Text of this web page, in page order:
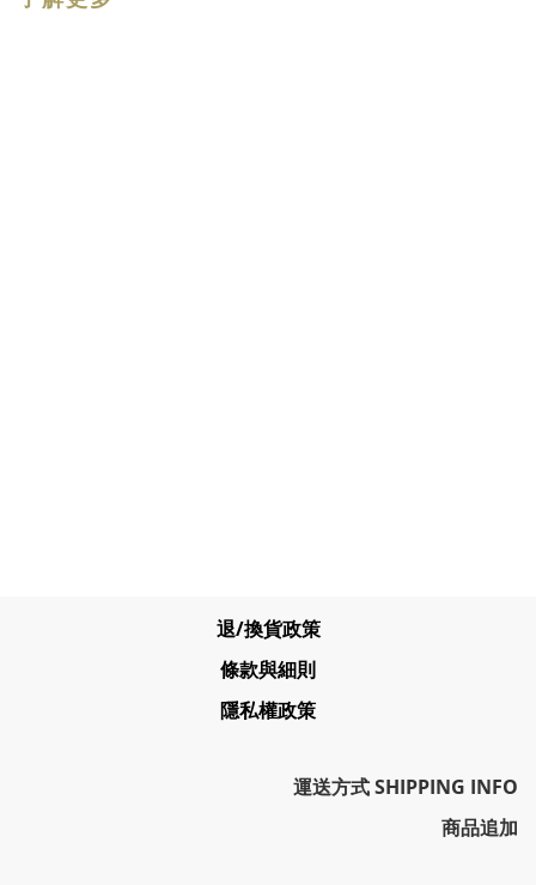
退/換貨政策
條款與細則
隱私權政策
運送方式 SHIPPING INFO
商品追加